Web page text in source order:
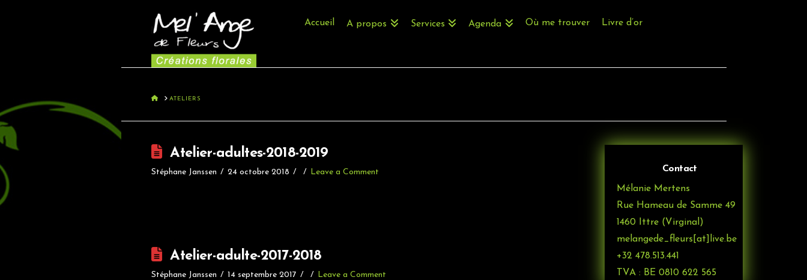
Accueil A propos Services Agenda Où me trouver Livre d’or
HOMEATELIERS
Atelier-adultes-2018-2019
Stéphane Janssen 24 octobre 2018 Leave a Comment
Atelier-adulte-2017-2018
Stéphane Janssen 14 septembre 2017 Leave a Comment
Contact
Mélanie Mertens
Rue Hameau de Samme 49
1460 Ittre (Virginal)
melangede_fleurs[at]live.be
+32 478.513.441
TVA : BE 0810 622 565